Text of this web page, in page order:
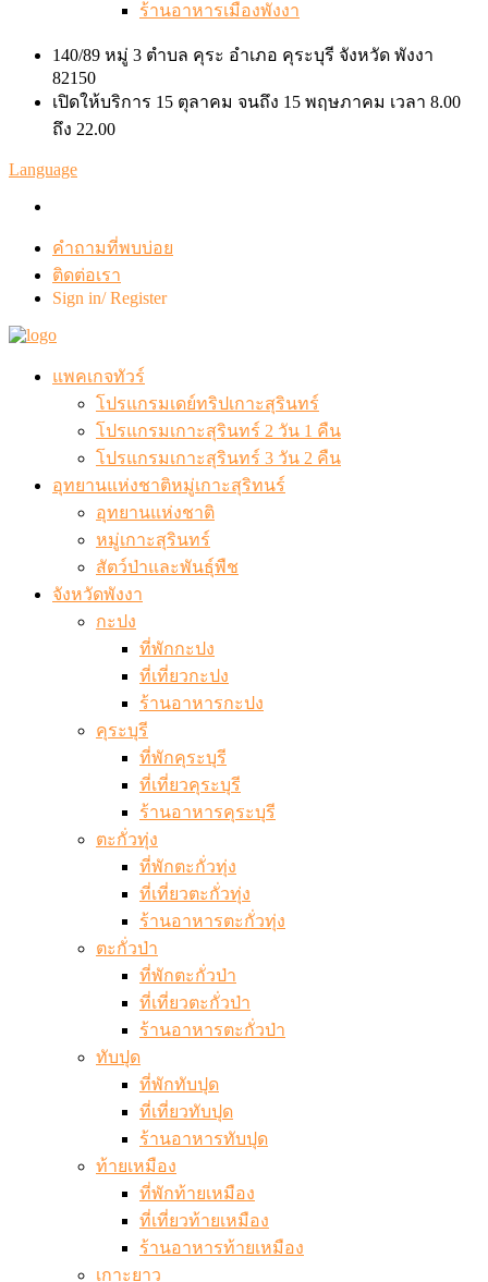
ร้านอาหารเมืองพังงา
140/89 หมู่ 3 ตำบล คุระ อำเภอ คุระบุรี จังหวัด พังงา
82150
เปิดให้บริการ 15 ตุลาคม จนถึง 15 พฤษภาคม เวลา 8.00
ถึง 22.00
Language
คำถามที่พบบ่อย
ติดต่อเรา
Sign in/ Register
แพคเกจทัวร์
โปรแกรมเดย์ทริปเกาะสุรินทร์
โปรแกรมเกาะสุรินทร์ 2 วัน 1 คืน
โปรแกรมเกาะสุรินทร์ 3 วัน 2 คืน
อุทยานแห่งชาติหมู่เกาะสุริทนร์
อุทยานแห่งชาติ
หมู่เกาะสุรินทร์
สัตว์ป่าและพันธุ์พืช
จังหวัดพังงา
กะปง
ที่พักกะปง
ที่เที่ยวกะปง
ร้านอาหารกะปง
คุระบุรี
ที่พักคุระบุรี
ที่เที่ยวคุระบุรี
ร้านอาหารคุระบุรี
ตะกั่วทุ่ง
ที่พักตะกั่วทุ่ง
ที่เที่ยวตะกั่วทุ่ง
ร้านอาหารตะกั่วทุ่ง
ตะกั่วป่า
ที่พักตะกั่วป่า
ที่เที่ยวตะกั่วป่า
ร้านอาหารตะกั่วป่า
ทับปุด
ที่พักทับปุด
ที่เที่ยวทับปุด
ร้านอาหารทับปุด
ท้ายเหมือง
ที่พักท้ายเหมือง
ที่เที่ยวท้ายเหมือง
ร้านอาหารท้ายเหมือง
เกาะยาว